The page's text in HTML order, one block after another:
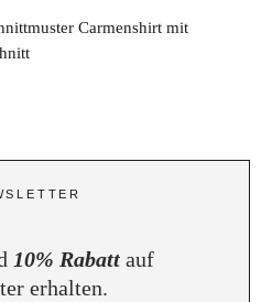
Carmenshirt mit
10% Rabatt auf
erhalten.